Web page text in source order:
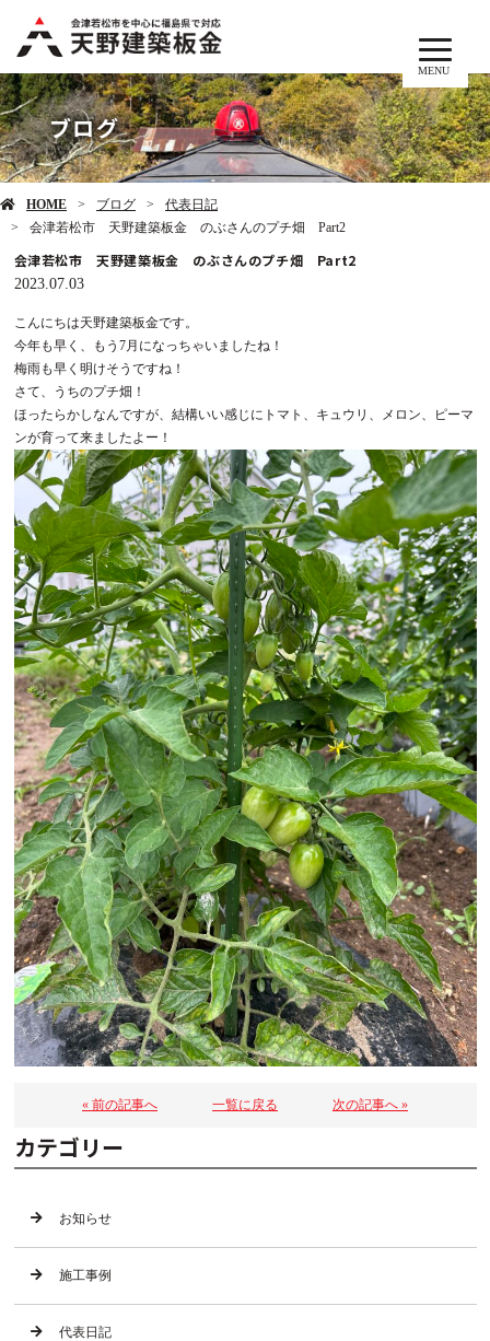
MENU
ブログ
HOME ブログ
代表日記
会津若松市 天野建築板金 のぶさんのプチ畑 Part2
会津若松市 天野建築板金 のぶさんのプチ畑 Part2
2023.07.03
こんにちは天野建築板金です。
今年も早く、もう7月になっちゃいましたね！
梅雨も早く明けそうですね！
さて、うちのプチ畑！
ほったらかしなんですが、結構いい感じにトマト、キュウリ、メロン、ピーマ
ンが育って来ましたよー！
« 前の記事へ 一覧に戻る 次の記事へ »
カテゴリー
お知らせ
施工事例
代表日記